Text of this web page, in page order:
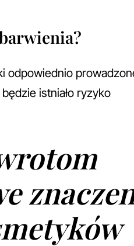
odpowiednio
istniało ryzyko